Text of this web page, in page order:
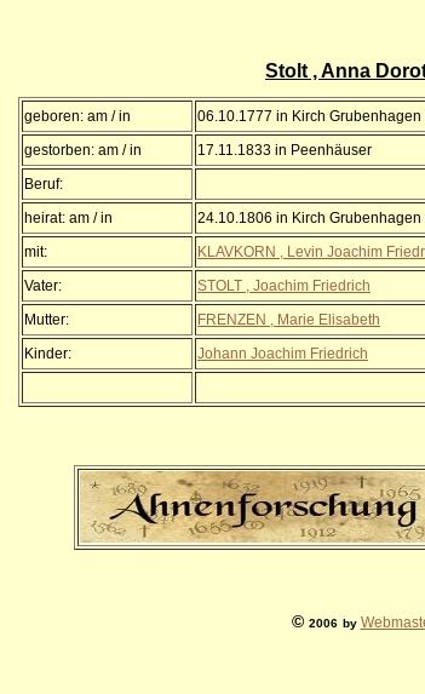
Stolt , Anna
geboren: am / in
06.10.1777 in Kirch Grubenhagen
gestorben: am / in
17.11.1833 in Peenhäuser
Beruf:
heirat: am / in
24.10.1806 in Kirch Grubenhagen
mit:
KLAVKORN , Levin Joachim
Vater:
STOLT , Joachim Friedrich
Mutter:
FRENZEN , Marie Elisabeth
Kinder:
Johann Joachim Friedrich
© 2006 by